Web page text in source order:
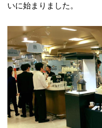
いに始まりました。